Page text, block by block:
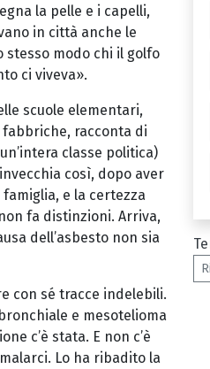
la pelle e i capelli,
in città anche le
stesso modo chi il golfo
ci viveva».
scuole elementari,
racconta di
classe politica)
così, dopo aver
e la certezza
fa distinzioni. Arriva,
dell’asbesto non sia
con sé tracce indelebili.
e mesotelioma
c’è stata. E non c’è
Lo ha ribadito la